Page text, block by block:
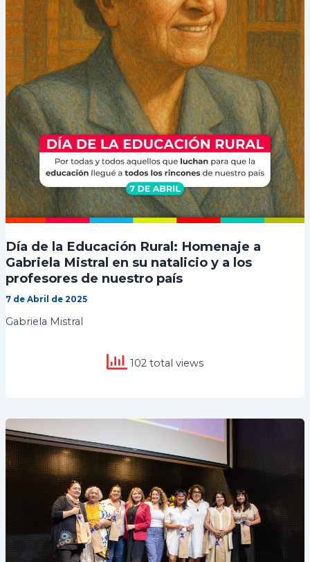
Día de la Educación Rural: Homenaje a
Gabriela Mistral en su natalicio y a los
profesores de nuestro país
7 de Abril de 2025
Gabriela Mistral
102 total views